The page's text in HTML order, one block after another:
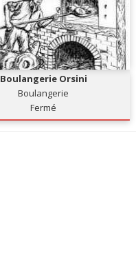
Boulangerie Orsini
Boulangerie
Fermé